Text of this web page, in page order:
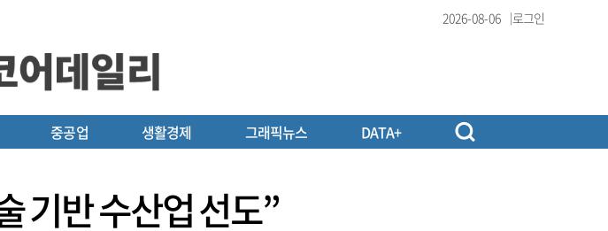
2026-08-06 로그인
중공업 생활경제 그래픽뉴스 DATA+
기반 수산업 선도”